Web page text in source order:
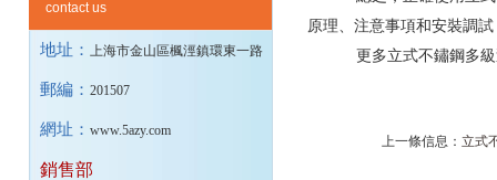
contact us
地址： 上海市金山區楓涇鎮環東一路
郵編： 201507
網址： www.5azy.com
銷售部
原理、注意事項和安裝調
更多立式不鏽鋼多級
上一條信息： 立式